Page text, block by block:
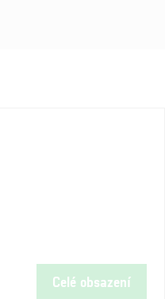
Celé obsazení